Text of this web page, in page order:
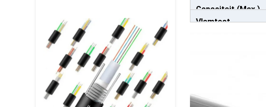
Capaciteit (Max.)
Vlamtest